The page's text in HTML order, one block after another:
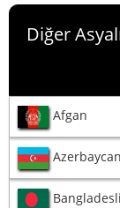
Diğer
Afgan
Bangladesli